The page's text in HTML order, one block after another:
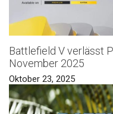
Battlefield V verlässt
November 2025
Oktober 23, 2025